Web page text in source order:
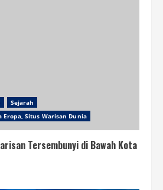
Sejarah
Eropa, Situs Warisan Dunia
Tersembunyi di Bawah Kota